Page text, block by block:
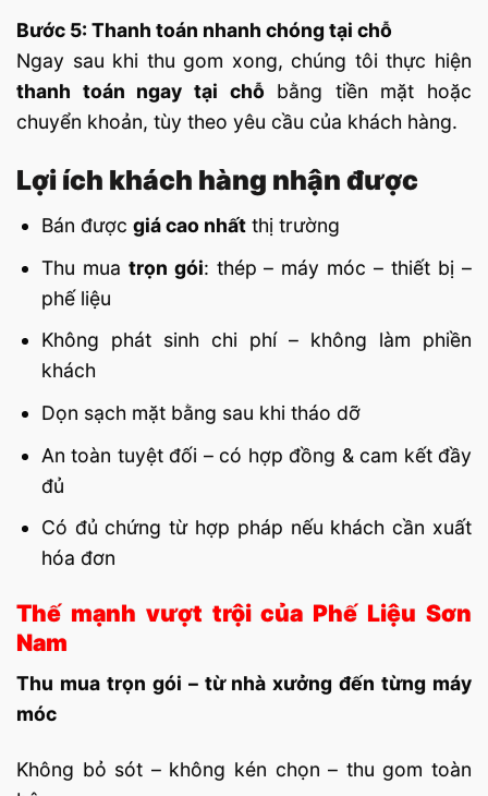
Bước 5: Thanh toán nhanh chóng tại chỗ
Ngay sau khi thu gom xong, chúng tôi thực hiện
thanh toán ngay tại chỗbằng tiền mặt hoặc
chuyển khoản, tùy theo yêu cầu của khách hàng.
Lợi ích khách hàng nhận được
Bán được giá cao nhấtthị trường
Thu mua trọn gói: thép – máy móc – thiết bị –
phế liệu
Không phát sinh chi phí – không làm phiền
khách
Dọn sạch mặt bằng sau khi tháo dỡ
An toàn tuyệt đối – có hợp đồng & cam kết đầy
đủ
Có đủ chứng từ hợp pháp nếu khách cần xuất
hóa đơn
Thế mạnh vượt trội của Phế Liệu Sơn
Nam
Thu mua trọn gói – từ nhà xưởng đến từng máy
móc
Không bỏ sót – không kén chọn – thu gom toàn